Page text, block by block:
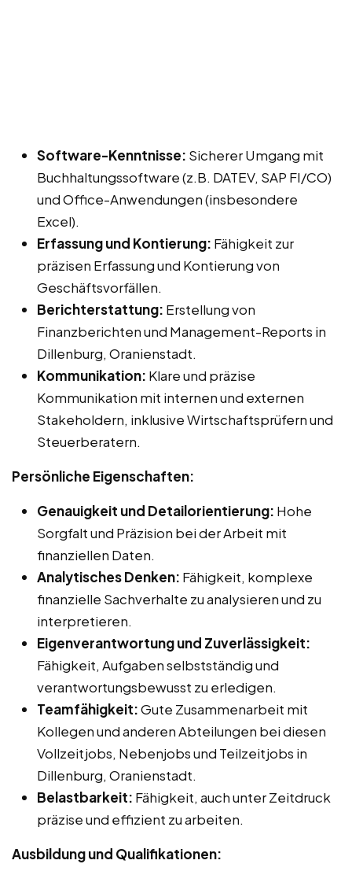
Software-Kenntnisse: Sicherer Umgang mit
Buchhaltungssoftware (z.B. DATEV, SAP FI/CO)
und Office-Anwendungen (insbesondere
Excel).
Erfassung und Kontierung: Fähigkeit zur
präzisen Erfassung und Kontierung von
Geschäftsvorfällen.
Berichterstattung: Erstellung von
Finanzberichten und Management-Reports in
Dillenburg, Oranienstadt.
Kommunikation: Klare und präzise
Kommunikation mit internen und externen
Stakeholdern, inklusive Wirtschaftsprüfern und
Steuerberatern.
Persönliche Eigenschaften:
Genauigkeit und Detailorientierung: Hohe
Sorgfalt und Präzision bei der Arbeit mit
finanziellen Daten.
Analytisches Denken: Fähigkeit, komplexe
finanzielle Sachverhalte zu analysieren und zu
interpretieren.
Eigenverantwortung und Zuverlässigkeit:
Fähigkeit, Aufgaben selbstständig und
verantwortungsbewusst zu erledigen.
Teamfähigkeit:Gute Zusammenarbeit mit
Kollegen und anderen Abteilungen bei diesen
Vollzeitjobs, Nebenjobs und Teilzeitjobs in
Dillenburg, Oranienstadt.
Belastbarkeit: Fähigkeit, auch unter Zeitdruck
präzise und effizient zu arbeiten.
Ausbildung und Qualifikationen: